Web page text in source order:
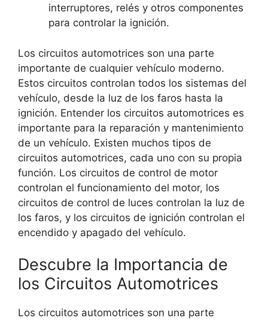
interruptores, relés y otros componentes
para controlar la ignición.
Los circuitos automotrices son una parte
importante de cualquier vehículo moderno.
Estos circuitos controlan todos los sistemas del
vehículo, desde la luz de los faros hasta la
ignición. Entender los circuitos automotrices es
importante para la reparación y mantenimiento
de un vehículo. Existen muchos tipos de
circuitos automotrices, cada uno con su propia
función. Los circuitos de control de motor
controlan el funcionamiento del motor, los
circuitos de control de luces controlan la luz de
los faros, y los circuitos de ignición controlan el
encendido y apagado del vehículo.
Descubre la Importancia de
los Circuitos Automotrices
Los circuitos automotrices son una parte